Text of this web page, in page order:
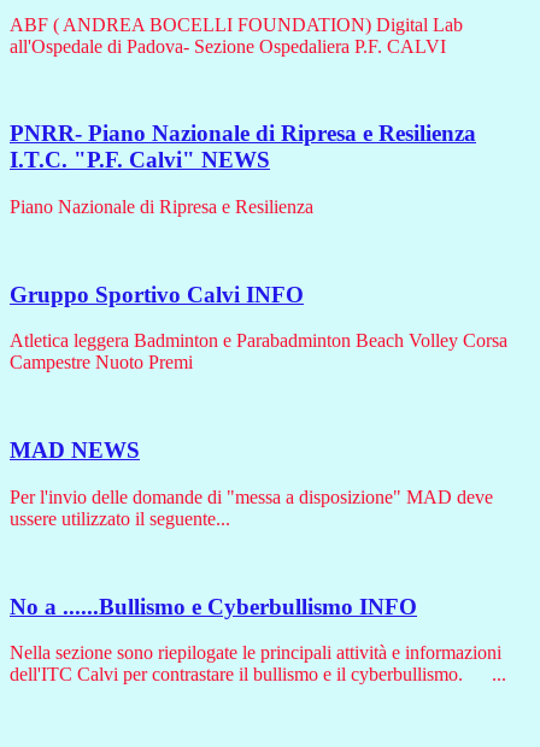
ABF ( ANDREA BOCELLI FOUNDATION) Digital Lab
all'Ospedale di Padova- Sezione Ospedaliera P.F. CALVI
PNRR- Piano Nazionale di Ripresa e Resilienza
I.T.C. "P.F. Calvi" NEWS
Piano Nazionale di Ripresa e Resilienza
Gruppo Sportivo Calvi INFO
Atletica leggera Badminton e Parabadminton Beach Volley Corsa
Campestre Nuoto Premi
MAD NEWS
Per l'invio delle domande di "messa a disposizione" MAD deve
ussere utilizzato il seguente...
No a ......Bullismo e Cyberbullismo INFO
Nella sezione sono riepilogate le principali attività e informazioni
dell'ITC Calvi per contrastare il bullismo e il cyberbullismo. ...